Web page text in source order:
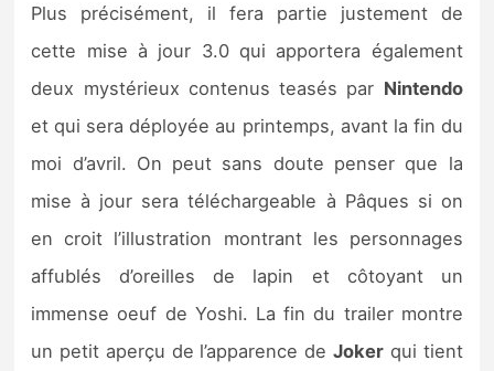
Sorties de jeux
Bons plans
Guides
Plus précisément, il fera partie justement de
cette mise à jour 3.0 qui apportera également
deux mystérieux contenus teasés par Nintendo
et qui sera déployée au printemps, avant la fin du
moi d’avril. On peut sans doute penser que la
mise à jour sera téléchargeable à Pâques si on
en croit l’illustration montrant les personnages
affublés d’oreilles de lapin et côtoyant un
immense oeuf de Yoshi. La fin du trailer montre
un petit aperçu de l’apparence deJoker qui tient